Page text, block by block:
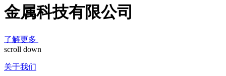
金属科技有限公司
了解更多
scroll down
关于我们